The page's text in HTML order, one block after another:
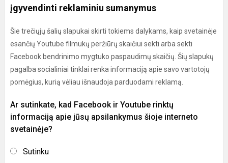
įgyvendinti reklaminiu sumanymus
Šie trečiųjų šalių slapukai skirti tokiems dalykams, kaip svetainėje
esančių Youtube filmukų peržiūrų skaičiui sekti arba sekti
Facebook bendrinimo mygtuko paspaudimų skaičių. Šių slapukų
pagalba socialiniai tinklai renka informaciją apie savo vartotojų
pomėgius, kurią vėliau išnaudoja parduodami reklamą.
Ar sutinkate, kad Facebook ir Youtube rinktų
informaciją apie jūsų apsilankymus šioje interneto
svetainėje?
Sutinku